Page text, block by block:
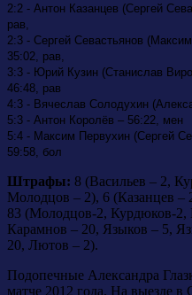
2:2 - Антон Казанцев (Сергей
рав,
2:3 - Сергей Севастьянов
35:02, рав,
3:3 - Юрий Кузин (Станислав
46:48, рав
4:3 - Вячеслав Солодухин
5:3 - Антон Королёв – 56:22, мен
5:4 - Максим Первухин (Сергей
59:58, бол
Штрафы: 8 (Васильев – 2,
Молодцов – 2), 6 (Казанцев
83 (Молодцов-2, Курдюков-2,
Карамнов – 20, Языков – 5,
20, Лютов – 2).
Подопечные Александра
матче 2012 года. На выезде в